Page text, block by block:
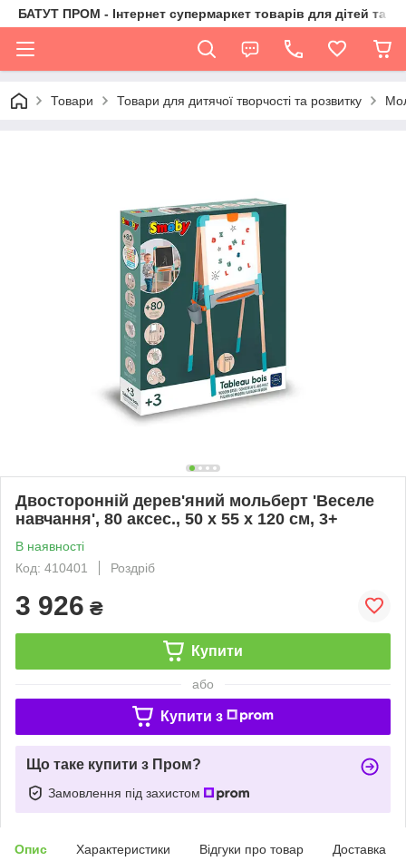
БАТУТ ПРОМ - Інтернет супермаркет товарів для дітей та їх
Товари Товари для дитячої творчості та розвитку
Двосторонній дерев'яний мольберт 'Веселе
навчання', 80 аксес., 50 х 55 х 120 см, 3+
В наявності
Код: 410401
Роздріб
3 926 ₴
Купити
або
Купити з
Що таке купити з Пром?
Замовлення під захистом
Опис Характеристики Відгуки про товар Доставка